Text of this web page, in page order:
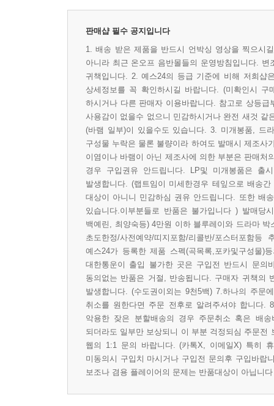
판매샵 필수 공지입니다
1. 배송 받은 제품을 반드시 언박싱 영상을 찍으시
아니라 최근 온오프 음반몰들의 운영방침입니다.
귀책입니다. 2. 예스24의 등급 기준에 비해 저희샵
상세정보를 꼭 확인하시길 바랍니다. (미확인시
하시거나 다른 판매자 이용바랍니다. 참고로 상등
사용감이 없을수 없으니 민감하시거나 완전 새것
(바램 일부)이 있을수도 있습니다. 3. 미개봉품, 드
구성물 누락은 물론 불량이라 하여도 발매시 제조
이염이나 바램이 아닌 제조사에 의한 부분은 판매
경우 구입권유 안드립니다. LP및 미개봉품은 출
발생합니다. (랩트임이 미세한경우 테잎으로 배송
대상이 아니니 민감하심 권유 안드립니다. 또한 배
있습니다.이부분들로 반품은 불가입니다 ) 발매
백예린, 최양숙등) 4만원 이하 블루레이와 드라마
초도한정/사전예약/띠지포함/리콜반/포스터포함
예스24가 등록한 제품 스펙(곡목록,포카및구성물
대한통운이 출입 불가한 곳은 구입전 반드시 문의
동의없는 반품은 거절, 반송됩니다. 구매자 귀책의
발생합니다. (수도권이외는 9천5백) 7.하나의 주문
취소를 원한다면 주문 전후로 알려주셔야 합니다.
악용한 잦은 분할배송의 경우 주문취소 혹은 배
되더라도 일부만 보상되니 이 부분 걱정되심 주문
웹의 1:1 문의 바랍니다. (카톡X, 이메일X) 특히
미동의시 구입치 마시거나 구입전 문의후 구입바랍
보조나 겸용 플레이어의 문제는 반품대상이 아닙니다